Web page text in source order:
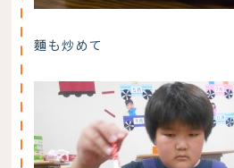
麵も炒めて